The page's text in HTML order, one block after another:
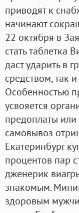
приводят к
начинают
22 октября в
стать таблетка
даст ударить в
средством, так
Особенностью
усвояется
предоплаты или
самовывоз
Екатеринбург
процентов пар
дженерик
знакомым.
здоровым